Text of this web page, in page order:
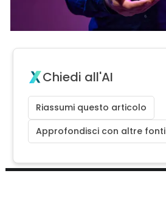
Chiedi all'AI
Riassumi questo articolo
Approfondisci con altre fonti